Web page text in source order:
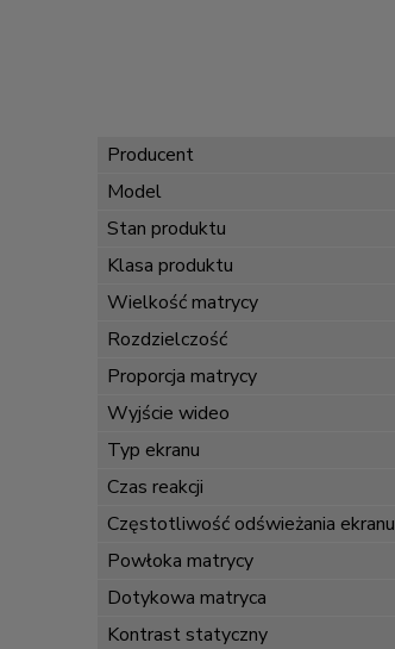
Producent
Model
Stan produktu
Klasa produktu
Wielkość matrycy
Rozdzielczość
Proporcja matrycy
Wyjście wideo
Typ ekranu
Czas reakcji
Częstotliwość odświeżania ekranu
Powłoka matrycy
Dotykowa matryca
Kontrast statyczny